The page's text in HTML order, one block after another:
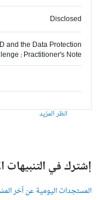
Disclosed
ID and the Data Protection
: Practitioner's Note
انظر المزيد
إشترك في التنبيهات
المستجدات اليومية عن آخر